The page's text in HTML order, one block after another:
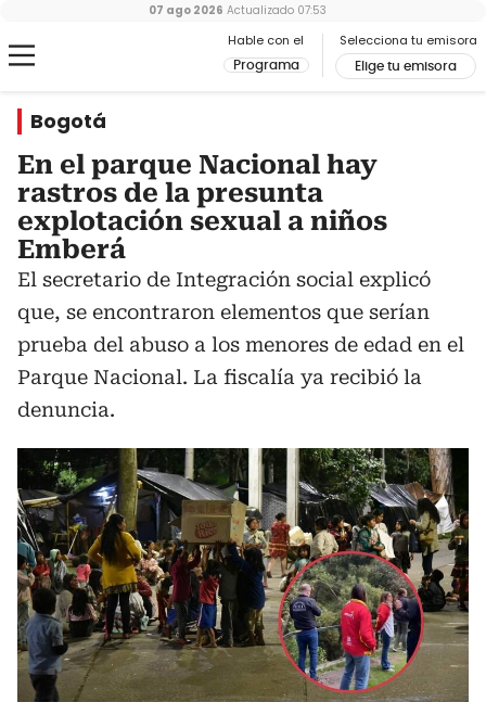
Hable con el
Programa
Selecciona tu emisora
Elige tu emisora
07 ago 2026 Actualizado 07:53
Bogotá
En el parque Nacional hay
rastros de la presunta
explotación sexual a niños
Emberá
El secretario de Integración social explicó
que, se encontraron elementos que serían
prueba del abuso a los menores de edad en el
Parque Nacional. La fiscalía ya recibió la
denuncia.